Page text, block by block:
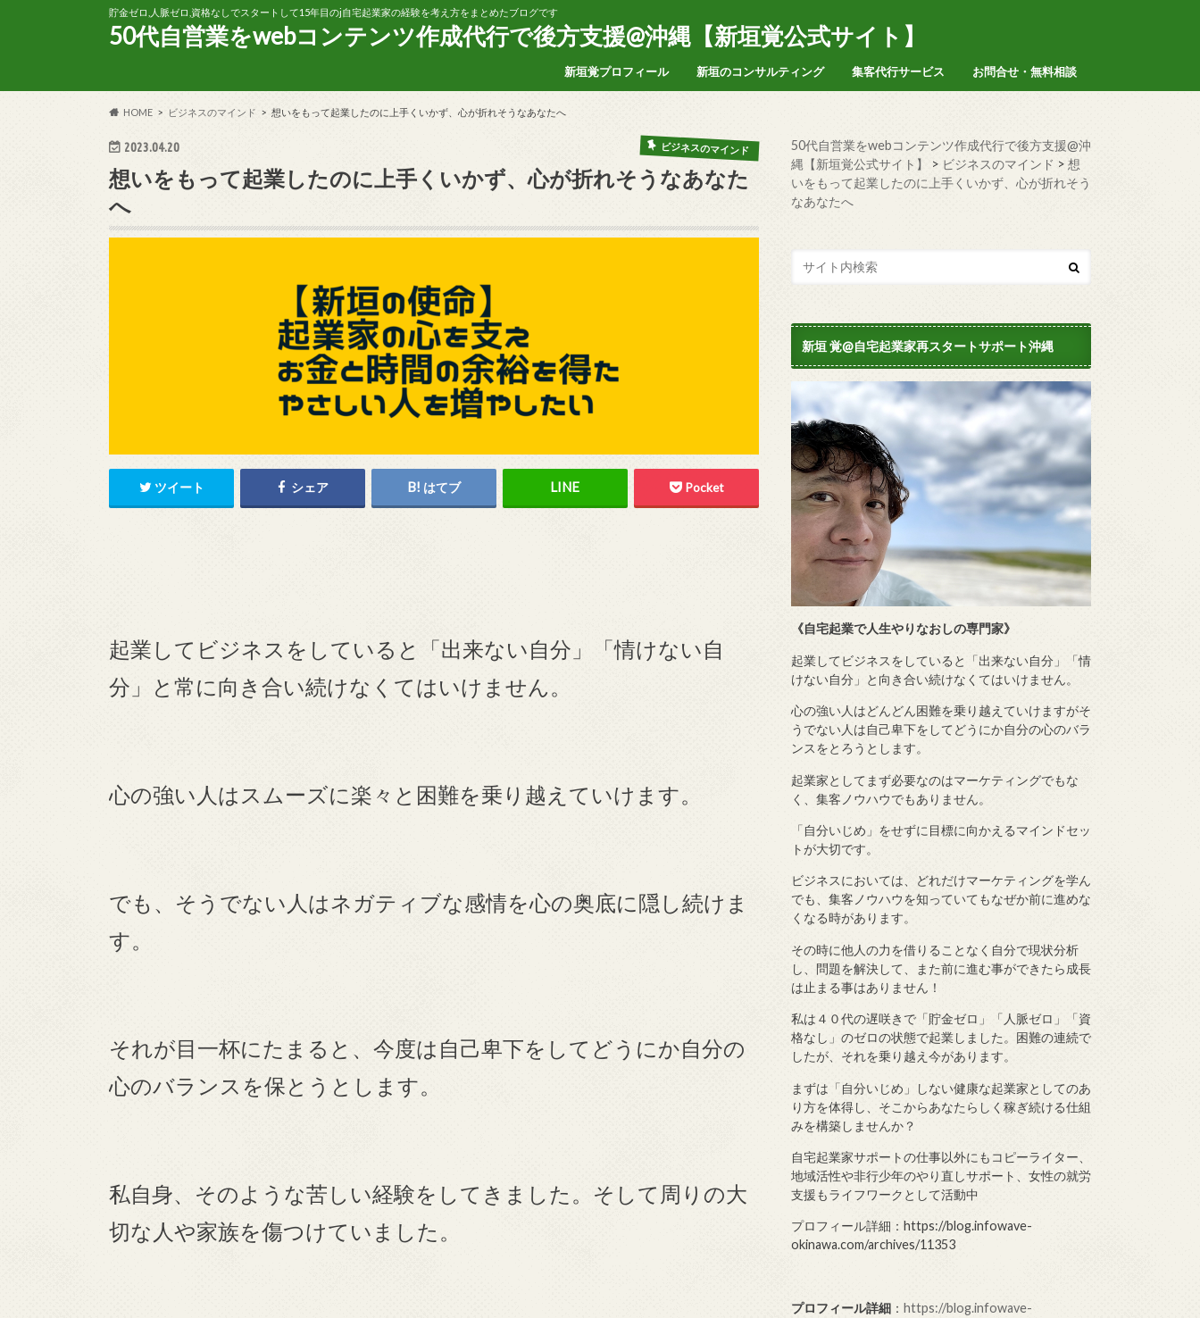
貯金ゼロ,人脈ゼロ,資格なしでスタートして15年目のj自宅起業家の経験を考え方をまとめたブログです
50代自営業をwebコンテンツ作成代行で後方支援@沖縄【新垣覚公式サイト】
新垣覚プロフィール 新垣のコンサルティング 集客代行サービス お問合せ・無料相談
HOME ビジネスのマインド 想いをもって起業したのに上手くいかず、心が折れそうなあなたへ
2023.04.20 ビジネスのマインド
想いをもって起業したのに上手くいかず、心が折れそうなあなた
へ
ツイート シェア はてブ Pocket
起業してビジネスをしていると「出来ない自分」「情けない自
分」と常に向き合い続けなくてはいけません。
心の強い人はスムーズに楽々と困難を乗り越えていけます。
でも、そうでない人はネガティブな感情を心の奥底に隠し続けま
す。
それが目一杯にたまると、今度は自己卑下をしてどうにか自分の
心のバランスを保とうとします。
私自身、そのような苦しい経験をしてきました。そして周りの大
切な人や家族を傷つけていました。
50代自営業をwebコンテンツ作成代行で後方支援@沖
縄【新垣覚公式サイト】
> ビジネスのマインド > 想
いをもって起業したのに上手くいかず、心が折れそう
なあなたへ
新垣 覚@自宅起業家再スタートサポート沖縄
《自宅起業で人生やりなおしの専門家》
起業してビジネスをしていると「出来ない自分」「情
けない自分」と向き合い続けなくてはいけません。
心の強い人はどんどん困難を乗り越えていけますがそ
うでない人は自己卑下をしてどうにか自分の心のバラ
ンスをとろうとします。
起業家としてまず必要なのはマーケティングでもな
く、集客ノウハウでもありません。
「自分いじめ」をせずに目標に向かえるマインドセッ
トが大切です。
ビジネスにおいては、どれだけマーケティングを学ん
でも、集客ノウハウを知っていてもなぜか前に進めな
くなる時があります。
その時に他人の力を借りることなく自分で現状分析
し、問題を解決して、また前に進む事ができたら成長
は止まる事はありません！
私は４０代の遅咲きで「貯金ゼロ」「人脈ゼロ」「資
格なし」のゼロの状態で起業しました。困難の連続で
したが、それを乗り越え今があります。
まずは「自分いじめ」しない健康な起業家としてのあ
り方を体得し、そこからあなたらしく稼ぎ続ける仕組
みを構築しませんか？
自宅起業家サポートの仕事以外にもコピーライター、
地域活性や非行少年のやり直しサポート、女性の就労
支援もライフワークとして活動中
プロフィール詳細：https://blog.infowave-
okinawa.com/archives/11353
プロフィール詳細 ： https://blog.infowave-